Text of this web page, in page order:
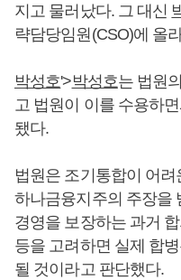
지고 물러났다. 그 대신
략담당임원(CSO)에 올
박성호'>박성호는 법원
고 법원이 이를 수용하
됐다.
법원은 조기통합이 어
하나금융지주의 주장을
경영을 보장하는 과거
등을 고려하면 실제 합
될 것이라고 판단했다.